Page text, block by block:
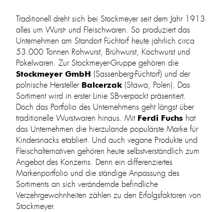
Traditionell dreht sich bei Stockmeyer seit dem Jahr 1913
alles um Wurst- und Fleischwaren. So produziert das
Unternehmen am Standort Füchtorf heute jährlich circa
53.000 Tonnen Rohwurst, Brühwurst, Kochwurst und
Pökelwaren. Zur Stockmeyer-Gruppe gehören die
Stockmeyer GmbH (Sassenberg-Füchtorf) und der
polnische Hersteller Balcerzak(Sława, Polen). Das
Sortiment wird in erster Linie SB-verpackt präsentiert.
Doch das Portfolio des Unternehmens geht längst über
traditionelle Wurstwaren hinaus. Mit Ferdi Fuchs hat
das Unternehmen die hierzulande populärste Marke für
Kindersnacks etabliert. Und auch vegane Produkte und
Fleischalternativen gehören heute selbstverständlich zum
Angebot des Konzerns. Denn ein differenziertes
Markenportfolio und die ständige Anpassung des
Sortiments an sich verändernde befindliche
Verzehrgewohnheiten zählen zu den Erfolgsfaktoren von
Stockmeyer.